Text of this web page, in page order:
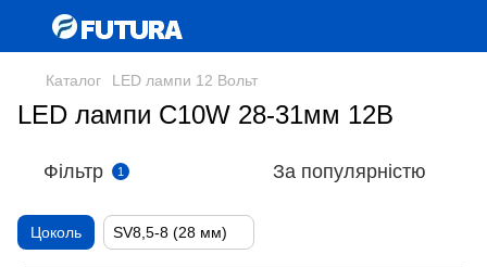
Каталог LED лампи 12 Вольт
LED лампи C10W 28-31мм 12В
Фільтр 1 За популярністю
Цоколь SV8,5-8 (28 мм)